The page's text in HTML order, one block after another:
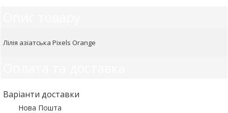
Лілія азіатська Pixels Orange
Варіанти доставки
Нова Пошта